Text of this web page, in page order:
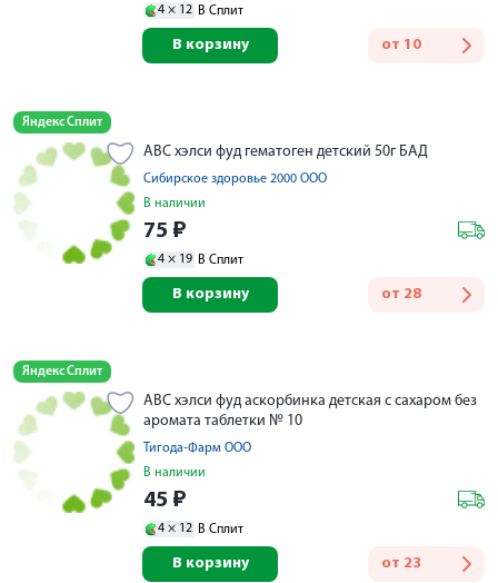
4 × 12 В Сплит
от 10
В корзину
Яндекс Сплит
АВС хэлси фуд гематоген детский 50г БАД
Сибирское здоровье 2000 ООО
В наличии
75 ₽
4 × 19 В Сплит
от 28
В корзину
Яндекс Сплит
АВС хэлси фуд аскорбинка детская с сахаром без
аромата таблетки № 10
Тигода-Фарм ООО
В наличии
45 ₽
4 × 12 В Сплит
от 23
В корзину